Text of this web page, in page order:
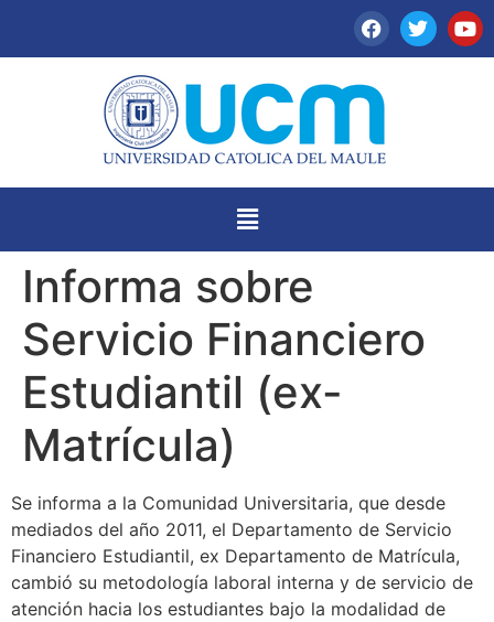
Informa sobre
Servicio Financiero
Estudiantil (ex-
Matrícula)
Se informa a la Comunidad Universitaria, que desde
mediados del año 2011, el Departamento de Servicio
Financiero Estudiantil, ex Departamento de Matrícula,
cambió su metodología laboral interna y de servicio de
atención hacia los estudiantes bajo la modalidad de